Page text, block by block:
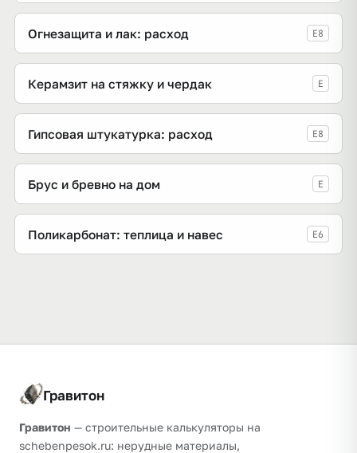
Огнезащита и лак: расход E8
Керамзит на стяжку и чердак E
Гипсовая штукатурка: расход E8
Брус и бревно на дом E
Поликарбонат: теплица и навес E6
Гравитон
Гравитон — строительные калькуляторы на
schebenpesok.ru: нерудные материалы,